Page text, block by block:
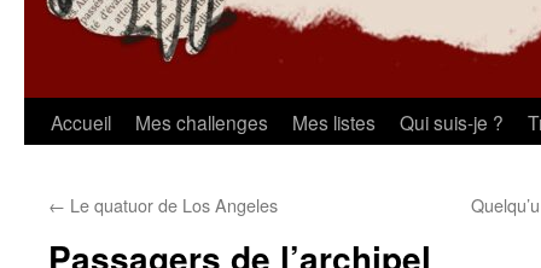
Aller
contenu
Accueil Mes challenges Mes listes Qui suis-je ?
← Le quatuor de Los Angeles
Passagers de l’archipel